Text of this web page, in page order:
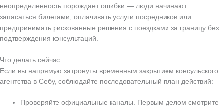
неопределенность порождает ошибки — люди начинают
запасаться билетами, оплачивать услуги посредников или
предпринимать рискованные решения с поездками за границу без
подтверждения консультаций.
Что делать сейчас
Если вы напрямую затронуты временным закрытием консульского
агентства в Себу, соблюдайте последовательный план действий:
Проверяйте официальные каналы. Первым делом смотрите